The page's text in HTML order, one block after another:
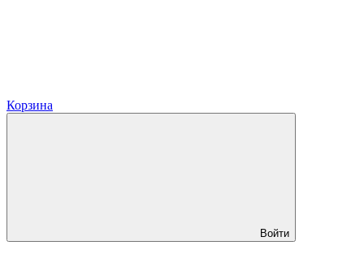
Корзина
Войти